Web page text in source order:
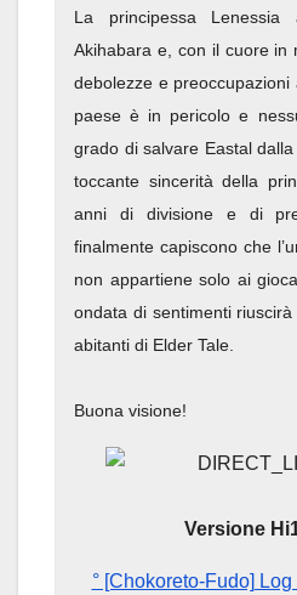
La principessa Lenessia
Akihabara e, con il cuore in
debolezze e
paese è in pericolo e
grado di salvare Eastal
toccante sincerità della
anni di divisione e di
finalmente capiscono che
non appartiene solo ai
ondata di sentimenti
abitanti di Elder Tale.
Buona visione!
Versione
° [Chokoreto-Fudo]